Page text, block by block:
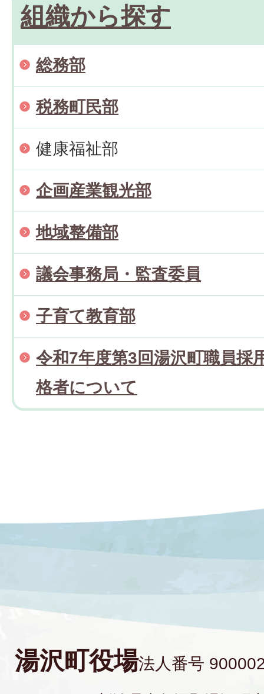
組織から探す
総務部
税務町民部
健康福祉部
企画産業観光部
地域整備部
議会事務局・監査委員
子育て教育部
令和7年度第3回湯沢町職員採
格者について
湯沢町役場法人番号